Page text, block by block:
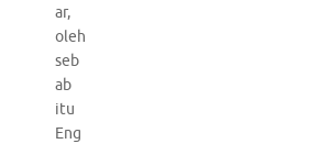
ar,
oleh
seb
ab
itu
Eng